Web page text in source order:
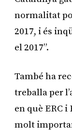
normalitat
2017, i és
el 2017”.
També ha
treballa per
en què ERC i
molt